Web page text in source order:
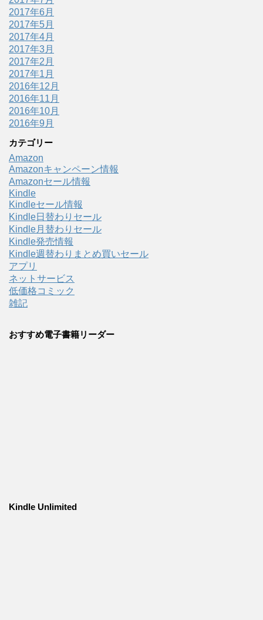
2017年6月
2017年5月
2017年4月
2017年3月
2017年2月
2017年1月
2016年12月
2016年11月
2016年10月
2016年9月
カテゴリー
Amazon
Amazonキャンペーン情報
Amazonセール情報
Kindle
Kindleセール情報
Kindle日替わりセール
Kindle月替わりセール
Kindle発売情報
Kindle週替わりまとめ買いセール
アプリ
ネットサービス
低価格コミック
雑記
おすすめ電子書籍リーダー
Kindle Unlimited